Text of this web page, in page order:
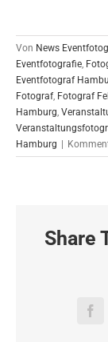
Von News
Eventfotografie
Eventfotograf
Fotograf, Fotograf
Hamburg
Hamburg |
Share